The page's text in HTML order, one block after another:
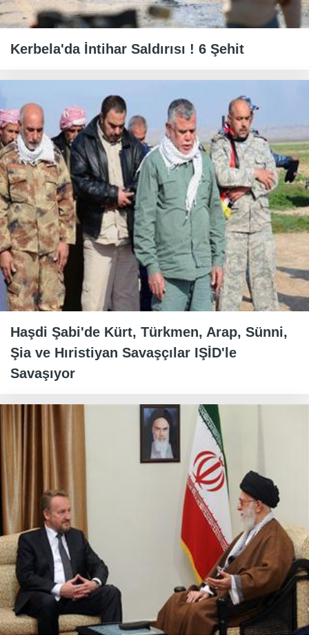
Kerbela'da İntihar Saldırısı ! 6 Şehit
Haşdi Şabi'de Kürt, Türkmen, Arap, Sünni,
Şia ve Hıristiyan Savaşçılar IŞİD'le
Savaşıyor